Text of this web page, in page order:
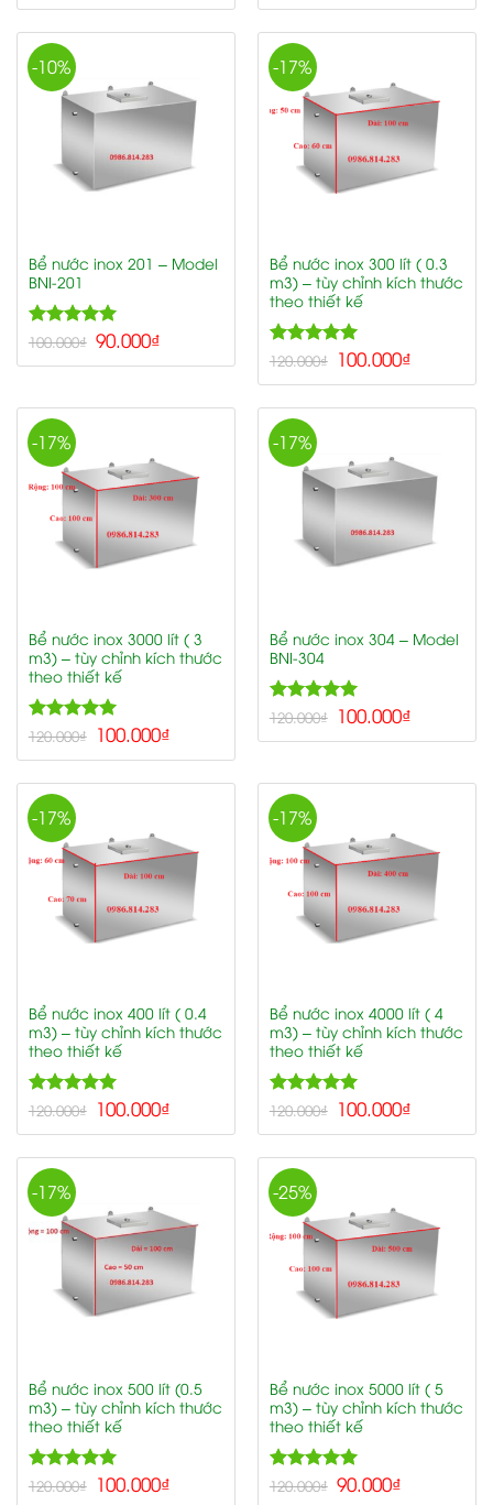
-10%
Bể nước inox 201 – Model
BNI-201
Rated5.00
100.000₫ 90.000₫
-17%
Bể nước inox 300 lít ( 0.3
m3) – tùy chỉnh kích thước
theo thiết kế
Rated5.00
120.000₫ 100.000₫
-17%
Bể nước inox 3000 lít ( 3
m3) – tùy chỉnh kích thước
theo thiết kế
Rated5.00
120.000₫ 100.000₫
-17%
Bể nước inox 304 – Model
BNI-304
Rated5.00
120.000₫ 100.000₫
-17%
Bể nước inox 400 lít ( 0.4
m3) – tùy chỉnh kích thước
theo thiết kế
Rated5.00
120.000₫ 100.000₫
-17%
Bể nước inox 4000 lít ( 4
m3) – tùy chỉnh kích thước
theo thiết kế
Rated5.00
120.000₫ 100.000₫
-17%
Bể nước inox 500 lít (0.5
m3) – tùy chỉnh kích thước
theo thiết kế
Rated5.00
120.000₫ 100.000₫
-25%
Bể nước inox 5000 lít ( 5
m3) – tùy chỉnh kích thước
theo thiết kế
Rated5.00
120.000₫ 90.000₫